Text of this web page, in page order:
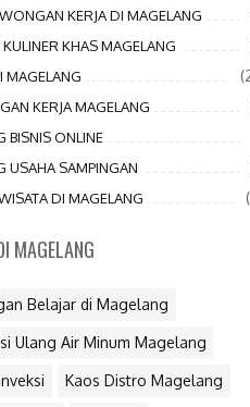
KERJA DI MAGELANG
KULINER KHAS MAGELANG
MAGELANG
KERJA MAGELANG
BISNIS ONLINE
USAHA SAMPINGAN
DI MAGELANG
MAGELANG
Belajar di Magelang
Ulang Air Minum Magelang
Kaos Distro Magelang